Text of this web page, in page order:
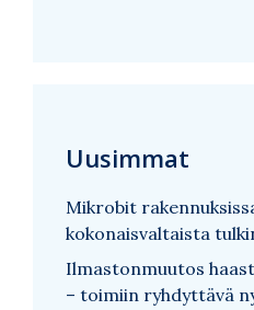
Uusimmat
Mikrobit
kokonaisvaltaista
Ilmastonmuutos
– toimiin ryhdyttävä